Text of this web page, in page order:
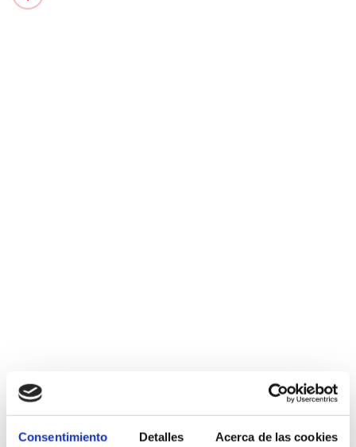
Consentimiento Detalles Acerca de las cookies